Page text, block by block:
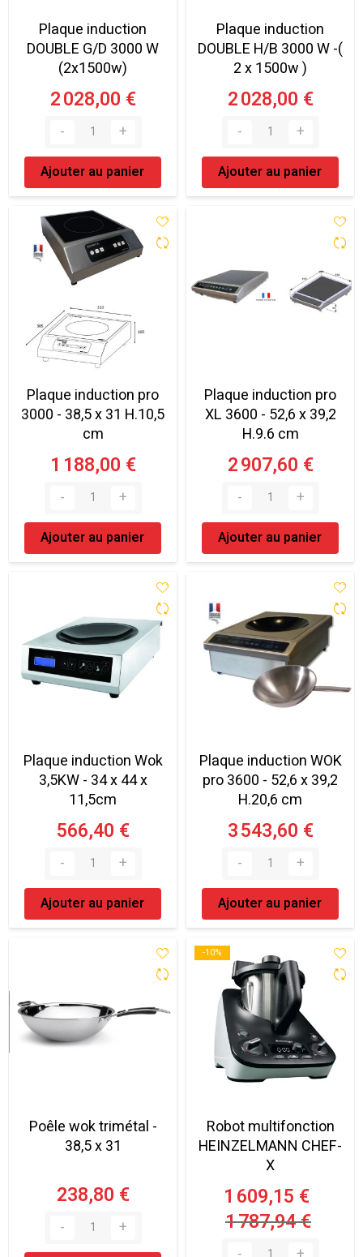
Plaque induction
DOUBLE G/D 3000 W
(2x1500w)
2 028,00 €
Ajouter au panier
Plaque induction
DOUBLE H/B 3000 W -(
2 x 1500w )
2 028,00 €
Ajouter au panier
Plaque induction pro
3000 - 38,5 x 31 H.10,5
cm
1 188,00 €
Ajouter au panier
Plaque induction pro
XL 3600 - 52,6 x 39,2
H.9.6 cm
2 907,60 €
Ajouter au panier
Plaque induction Wok
3,5KW - 34 x 44 x
11,5cm
566,40 €
Ajouter au panier
Plaque induction WOK
pro 3600 - 52,6 x 39,2
H.20,6 cm
3 543,60 €
Ajouter au panier
Poêle wok trimétal -
38,5 x 31
238,80 €
-10%
-10%
Robot multifonction
HEINZELMANN CHEF-
X
1 609,15 €
1 787,94 €